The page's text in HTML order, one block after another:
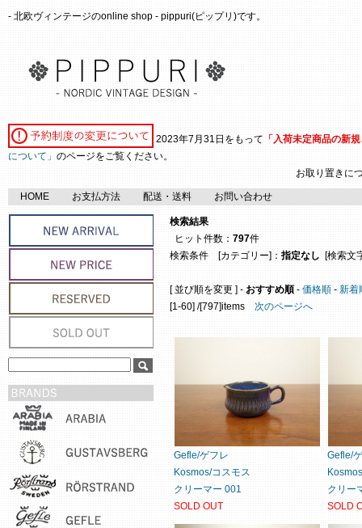
- 北欧ヴィンテージのonline shop - pippuri(ピップリ)です。
2023年7月31日をもって 「入荷未定商品の新
について」 のページをご覧ください。
お取り置きに
HOME お支払方法 配送・送料 お問い合わせ
検索結果
ヒット件数： 797件
検索条件 [カテゴリー]： 指定なし [検索文
[ 並び順を変更 ] - おすすめ順 - 価格順 - 新着
[1-60] /[797]items 次のページへ
Gefle/ゲフレ
Kosmos/コスモス
クリーマー 001
SOLD OUT
Gefle/
クリー
SOLD